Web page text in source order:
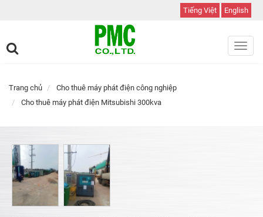
Tiếng Việt English
Trang chủ
Cho thuê máy phát điện công nghiệp
Cho thuê máy phát điện Mitsubishi 300kva